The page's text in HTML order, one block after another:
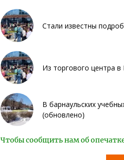
Стали известны
Из торгового центра
В барнаульских
(обновлено)
Чтобы сообщить нам об